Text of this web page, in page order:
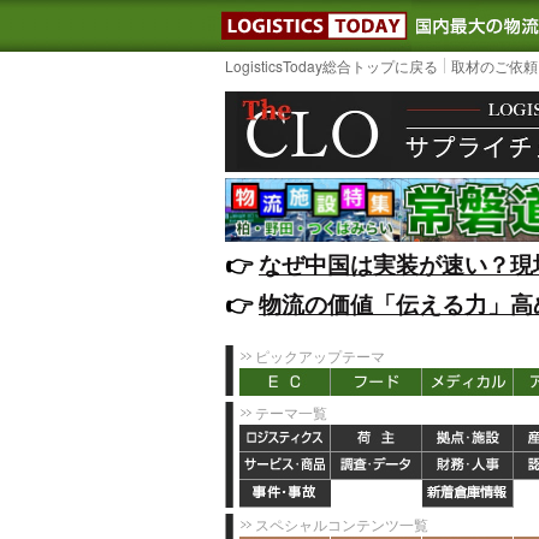
LOGISTICS
LogisticsToday総合トップに戻る 取材のご依
👉️なぜ中国は実装が速い？
👉️物流の価値「伝える力」
ピックアップテーマ
テーマ一覧
スペシャルコンテンツ一覧